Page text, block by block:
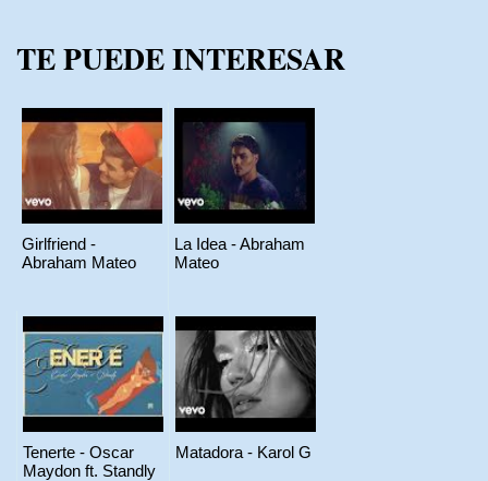
TE PUEDE INTERESAR
Girlfriend -
Abraham Mateo
La Idea - Abraham
Mateo
Tenerte - Oscar
Maydon ft. Standly
Matadora - Karol G